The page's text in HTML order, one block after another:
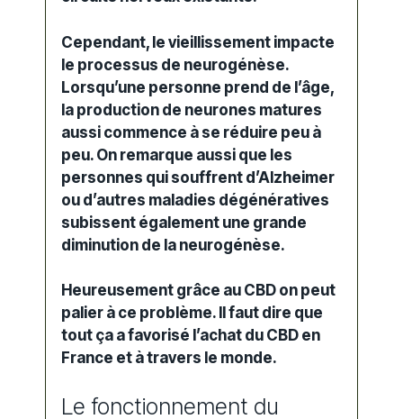
Cependant, le vieillissement impacte
le processus de neurogénèse.
Lorsqu’une personne prend de l’âge,
la production de neurones matures
aussi commence à se réduire peu à
peu. On remarque aussi que les
personnes qui souffrent d’Alzheimer
ou d’autres maladies dégénératives
subissent également une grande
diminution de la neurogénèse.
Heureusement grâce au CBD on peut
palier à ce problème. Il faut dire que
tout ça a favorisé l’achat du CBD en
France et à travers le monde.
Le fonctionnement du